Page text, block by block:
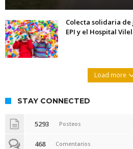
Colecta solidaria
EPI y el Hospital
Load more
STAY CONNECTED
5293 Posteos
468 Comentarios